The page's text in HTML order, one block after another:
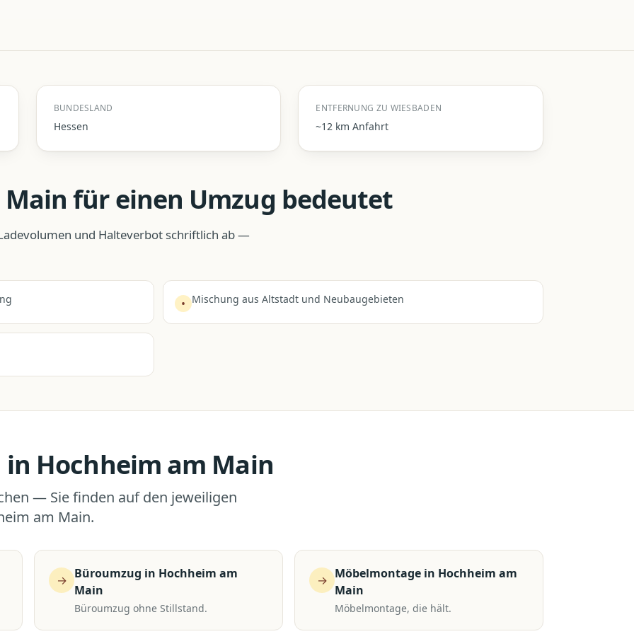
BUNDESLAND
Hessen
ENTFERNUNG ZU WIESBADEN
~12 km Anfahrt
für einen Umzug bedeutet
und Halteverbot schriftlich ab —
• Mischung aus Altstadt und Neubaugebieten
in Hochheim am Main
— Sie finden auf den jeweiligen
am Main.
→ Büroumzug in Hochheim am
Main
Büroumzug ohne Stillstand.
→ Möbelmontage in Hochheim am
Main
Möbelmontage, die hält.